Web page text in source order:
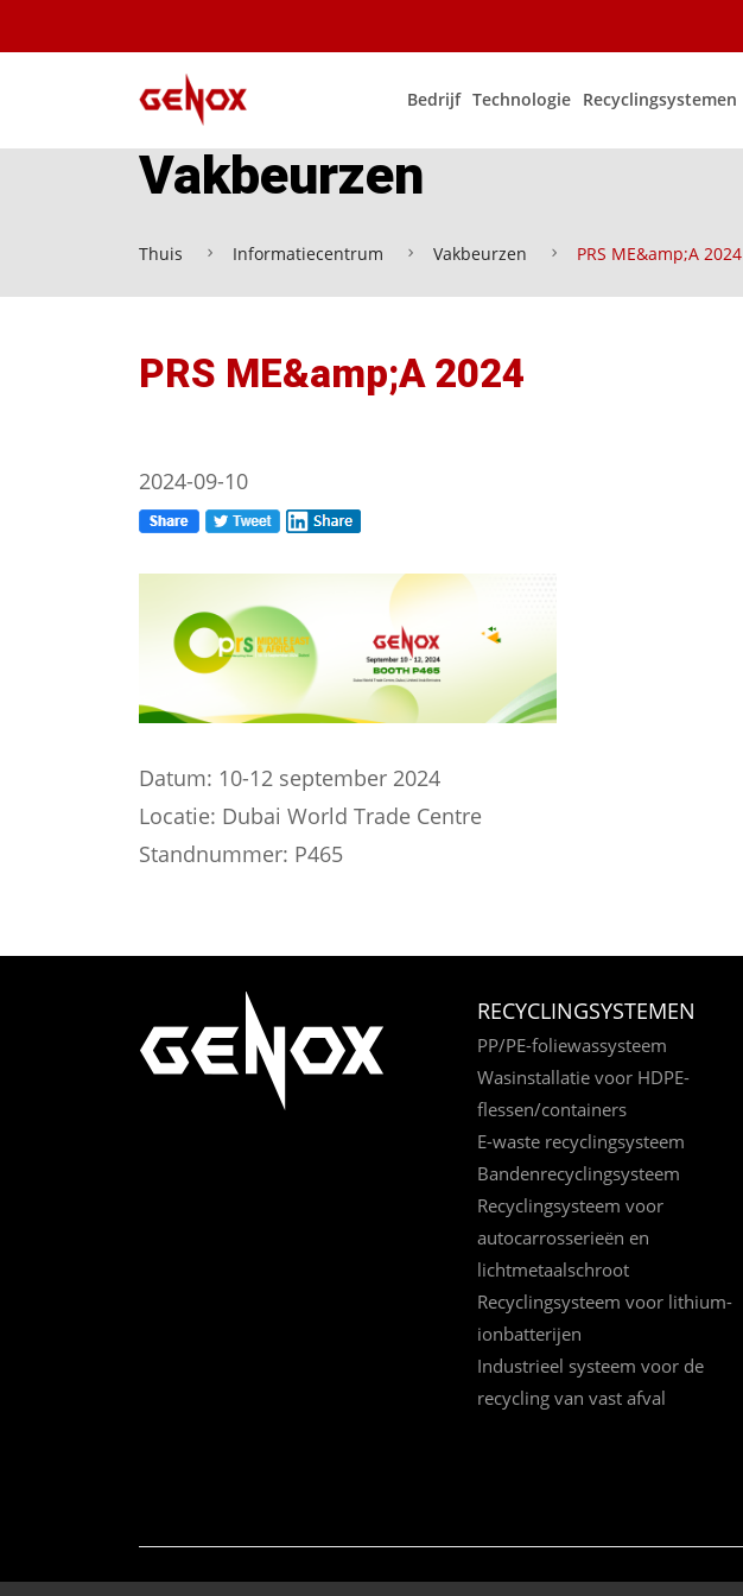
Bedrijf Technologie Recyclingsystemen
Vakbeurzen
Thuis Informatiecentrum Vakbeurzen PRS ME&amp;A 2024
PRS ME&amp;A 2024
2024-09-10
Datum: 10-12 september 2024
Locatie: Dubai World Trade Centre
Standnummer: P465
RECYCLINGSYSTEMEN
PP/PE-foliewassysteem
Wasinstallatie voor HDPE-
flessen/containers
E-waste recyclingsysteem
Bandenrecyclingsysteem
Recyclingsysteem voor
autocarrosserieën en
lichtmetaalschroot
Recyclingsysteem voor lithium-
ionbatterijen
Industrieel systeem voor de
recycling van vast afval